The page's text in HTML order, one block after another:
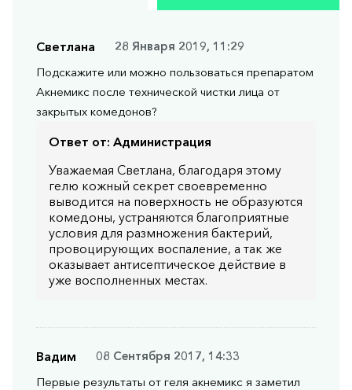
Светлана
28 Января 2019, 11:29
Подскажите или можно пользоваться препаратом
Акнемикс после технической чистки лица от
закрытых комедонов?
Ответ от: Администрация
Уважаемая Светлана, благодаря этому
гелю кожный секрет своевременно
выводится на поверхность не образуются
комедоны, устраняются благоприятные
условия для размножения бактерий,
провоцирующих воспаление, а так же
оказывает антисептическое действие в
уже восполненных местах.
Вадим
08 Сентября 2017, 14:33
Первые результаты от геля акнемикс я заметил